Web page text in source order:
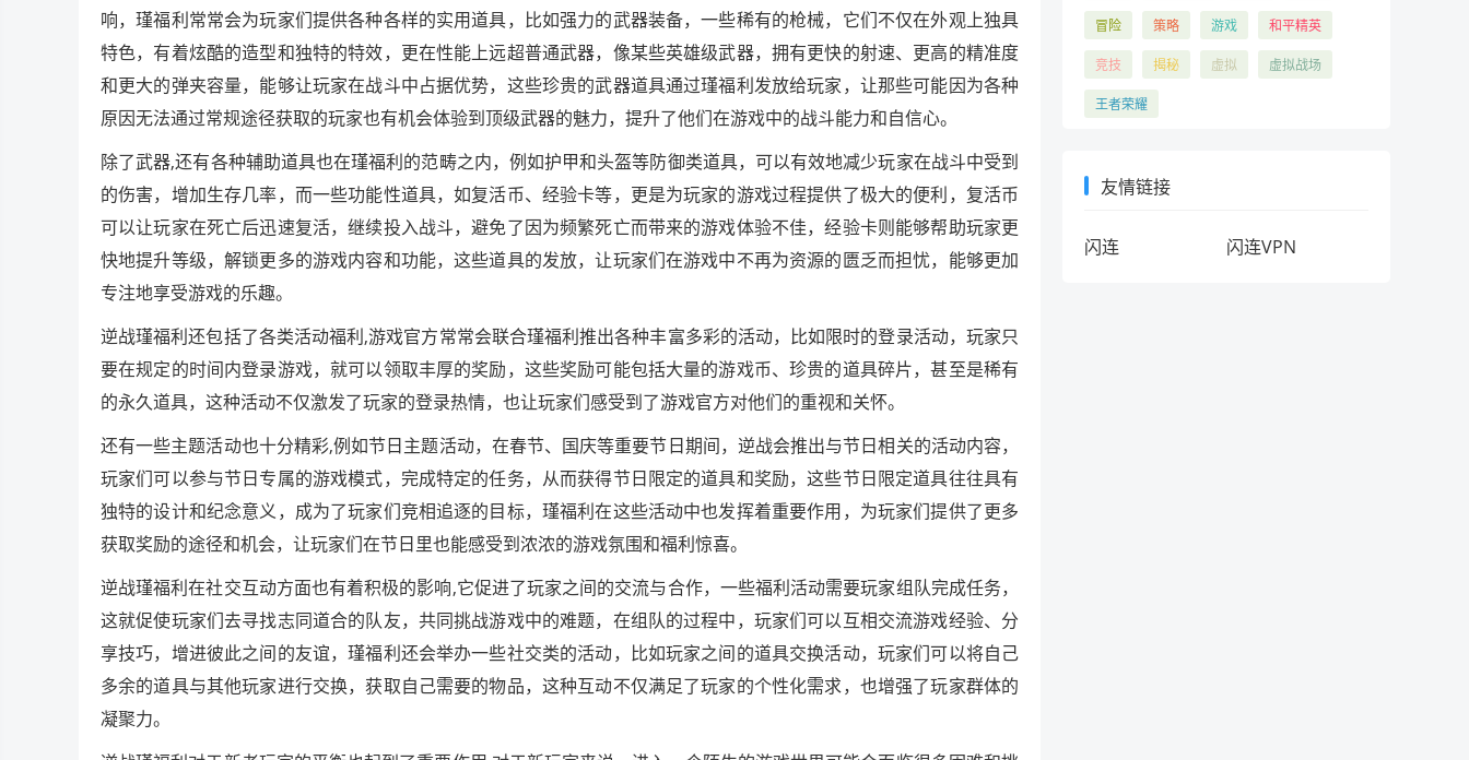
响，瑾福利常常会为玩家们提供各种各样的实用道具，比如强力的武器装备，一些稀有的枪械，它们不仅在外观上独具
特色，有着炫酷的造型和独特的特效，更在性能上远超普通武器，像某些英雄级武器，拥有更快的射速、更高的精准度
和更大的弹夹容量，能够让玩家在战斗中占据优势，这些珍贵的武器道具通过瑾福利发放给玩家，让那些可能因为各种
原因无法通过常规途径获取的玩家也有机会体验到顶级武器的魅力，提升了他们在游戏中的战斗能力和自信心。
除了武器,还有各种辅助道具也在瑾福利的范畴之内，例如护甲和头盔等防御类道具，可以有效地减少玩家在战斗中受到
的伤害，增加生存几率，而一些功能性道具，如复活币、经验卡等，更是为玩家的游戏过程提供了极大的便利，复活币
可以让玩家在死亡后迅速复活，继续投入战斗，避免了因为频繁死亡而带来的游戏体验不佳，经验卡则能够帮助玩家更
快地提升等级，解锁更多的游戏内容和功能，这些道具的发放，让玩家们在游戏中不再为资源的匮乏而担忧，能够更加
专注地享受游戏的乐趣。
逆战瑾福利还包括了各类活动福利,游戏官方常常会联合瑾福利推出各种丰富多彩的活动，比如限时的登录活动，玩家只
要在规定的时间内登录游戏，就可以领取丰厚的奖励，这些奖励可能包括大量的游戏币、珍贵的道具碎片，甚至是稀有
的永久道具，这种活动不仅激发了玩家的登录热情，也让玩家们感受到了游戏官方对他们的重视和关怀。
还有一些主题活动也十分精彩,例如节日主题活动，在春节、国庆等重要节日期间，逆战会推出与节日相关的活动内容，
玩家们可以参与节日专属的游戏模式，完成特定的任务，从而获得节日限定的道具和奖励，这些节日限定道具往往具有
独特的设计和纪念意义，成为了玩家们竞相追逐的目标，瑾福利在这些活动中也发挥着重要作用，为玩家们提供了更多
获取奖励的途径和机会，让玩家们在节日里也能感受到浓浓的游戏氛围和福利惊喜。
逆战瑾福利在社交互动方面也有着积极的影响,它促进了玩家之间的交流与合作，一些福利活动需要玩家组队完成任务，
这就促使玩家们去寻找志同道合的队友，共同挑战游戏中的难题，在组队的过程中，玩家们可以互相交流游戏经验、分
享技巧，增进彼此之间的友谊，瑾福利还会举办一些社交类的活动，比如玩家之间的道具交换活动，玩家们可以将自己
多余的道具与其他玩家进行交换，获取自己需要的物品，这种互动不仅满足了玩家的个性化需求，也增强了玩家群体的
凝聚力。
冒险 策略 游戏 和平精英
竞技 揭秘 虚拟 虚拟战场
王者荣耀
友情链接
闪连 闪连VPN